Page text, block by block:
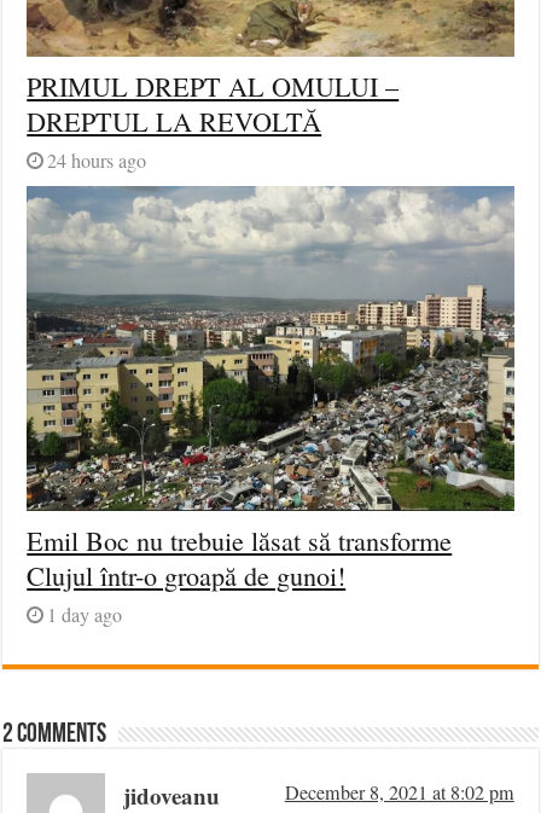
PRIMUL DREPT AL OMULUI –
DREPTUL LA REVOLTĂ
24 hours ago
Emil Boc nu trebuie lăsat să transforme
Clujul într-o groapă de gunoi!
1 day ago
2 comments
jidoveanu December 8, 2021 at 8:02 pm